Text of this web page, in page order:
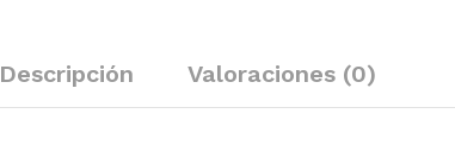
Descripción Valoraciones (0)